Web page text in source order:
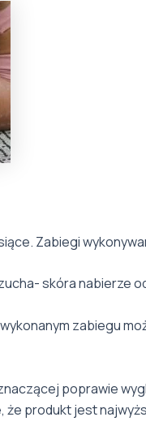
Zabiegi
skóra
zabiegu
poprawie
produkt jest